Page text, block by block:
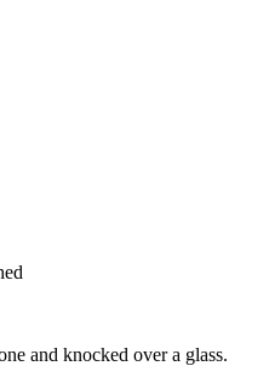
and knocked over a glass.